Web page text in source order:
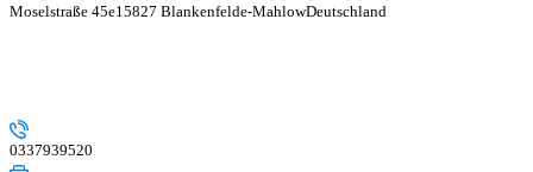
Moselstraße 45e15827 Blankenfelde-MahlowDeutschland
0337939520